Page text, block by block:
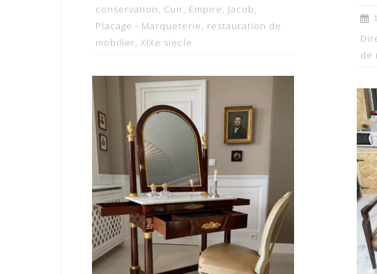
conservation, Cuir, Empire, Jacob,
Placage - Marqueterie, restauration de
mobilier, XIXe siecle
de